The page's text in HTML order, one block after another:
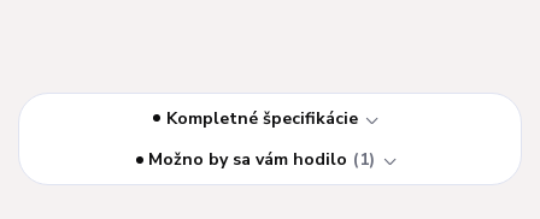
Kompletné špecifikácie
Možno by sa vám hodilo
1